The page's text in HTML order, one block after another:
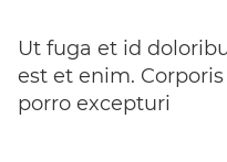
Ut fuga et id
est et enim.
porro excepturi